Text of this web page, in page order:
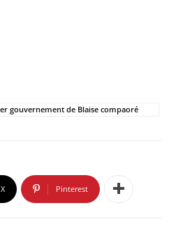
gouvernement de Blaise compaoré
X Pinterest